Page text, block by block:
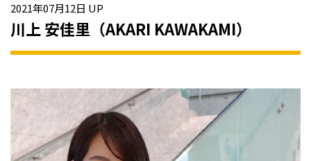
2021年07月12日 UP
川上 安佳里（AKARI KAWAKAMI）